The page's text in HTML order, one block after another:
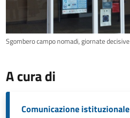
Sgombero campo nomadi, giornate decisive
A cura di
Comunicazione istituzionale